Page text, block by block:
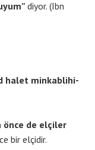
diyor. (Ibn
halet minkablihi-
önce de elçiler
bir elçidir.